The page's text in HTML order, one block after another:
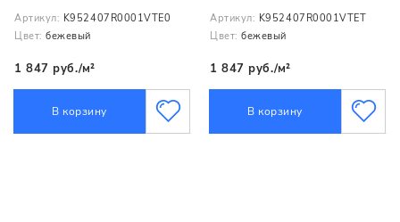
Артикул: K952407R0001VTE0
Цвет: бежевый
1 847 руб./м²
В корзину
Артикул: K952407R0001VTET
Цвет: бежевый
1 847 руб./м²
В корзину